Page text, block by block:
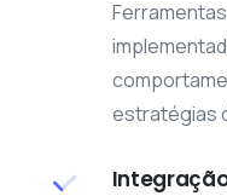
estratégias